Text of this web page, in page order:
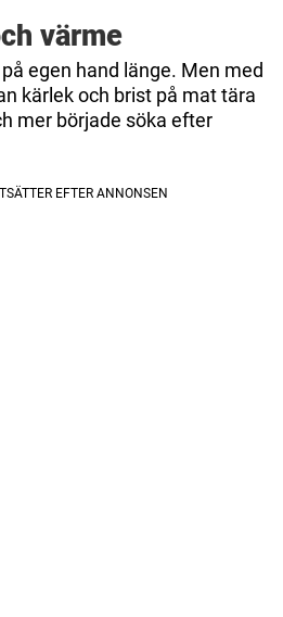
värme
egen hand länge. Men med
kärlek och brist på mat tära
mer började söka efter